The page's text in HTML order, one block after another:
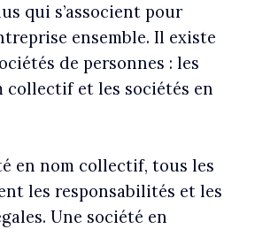
qui s’associent pour
ensemble. Il existe
de personnes : les
collectif et les sociétés en
en nom collectif, tous les
les responsabilités et les
Une société en